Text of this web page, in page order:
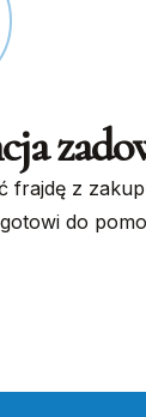
frajdę z
do